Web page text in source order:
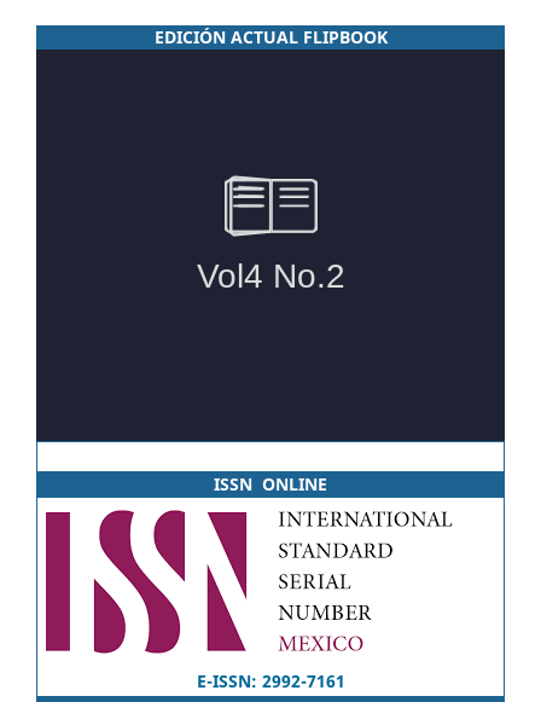
EDICIÓN ACTUAL FLIPBOOK
ISSN ONLINE
E-ISSN: 2992-7161